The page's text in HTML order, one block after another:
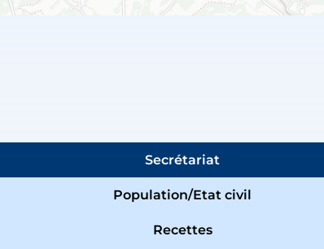
Secrétariat
Population/Etat civil
Recettes